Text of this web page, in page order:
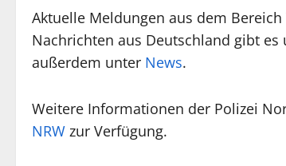
Aktuelle Meldungen aus dem
Nachrichten aus Deutschland gibt es
außerdem unter News.
Weitere Informationen der Polizei
NRW zur Verfügung.